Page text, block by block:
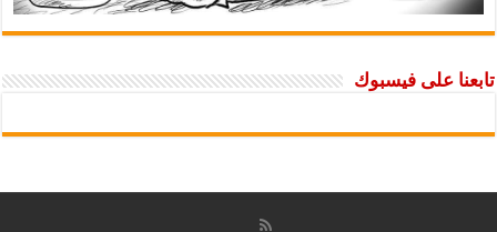
تابعنا على فيسبوك